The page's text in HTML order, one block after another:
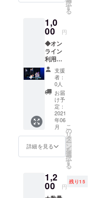
の2点は
にてお
届けい
たしま
す。
択
す
る
1,0
00 円
◆オン
ライン
利用券1
か月分
(有効期
限2022
年10月1
日まで)
◆スマ
ホ壁紙
デー
タ：
キャラ
クター3
種セッ
ト ※こ
点は
メール
にてお
支援
者：
0人
お届
け予
定：
2021
年06
月
詳細を見る
こ
の
リ
タ
ー
ン
を
選
択
す
る
1,2
00 円
残り15